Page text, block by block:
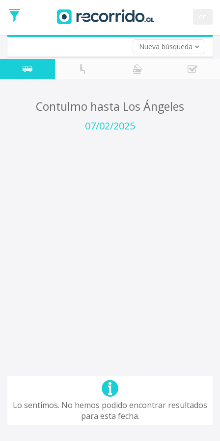
Nueva búsqueda
de
Ida
Vuelta (opcional)
Fecha
de
Contulmo hasta Los Ángeles
07/02/2025
Lo sentimos. No hemos podido encontrar resultados
para esta fecha.